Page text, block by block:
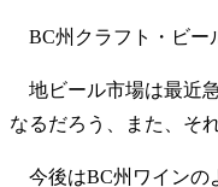
BC州クラフト・ビー
地ビール市場は最近
なるだろう、また、そ
今後はBC州ワインの